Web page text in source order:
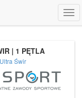
| 1 PĘTLA
Świr